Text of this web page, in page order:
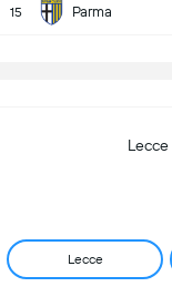
15 Parma
Lecce
Lecce